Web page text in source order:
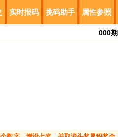
实时报码 挑码助手 属性参照
000期